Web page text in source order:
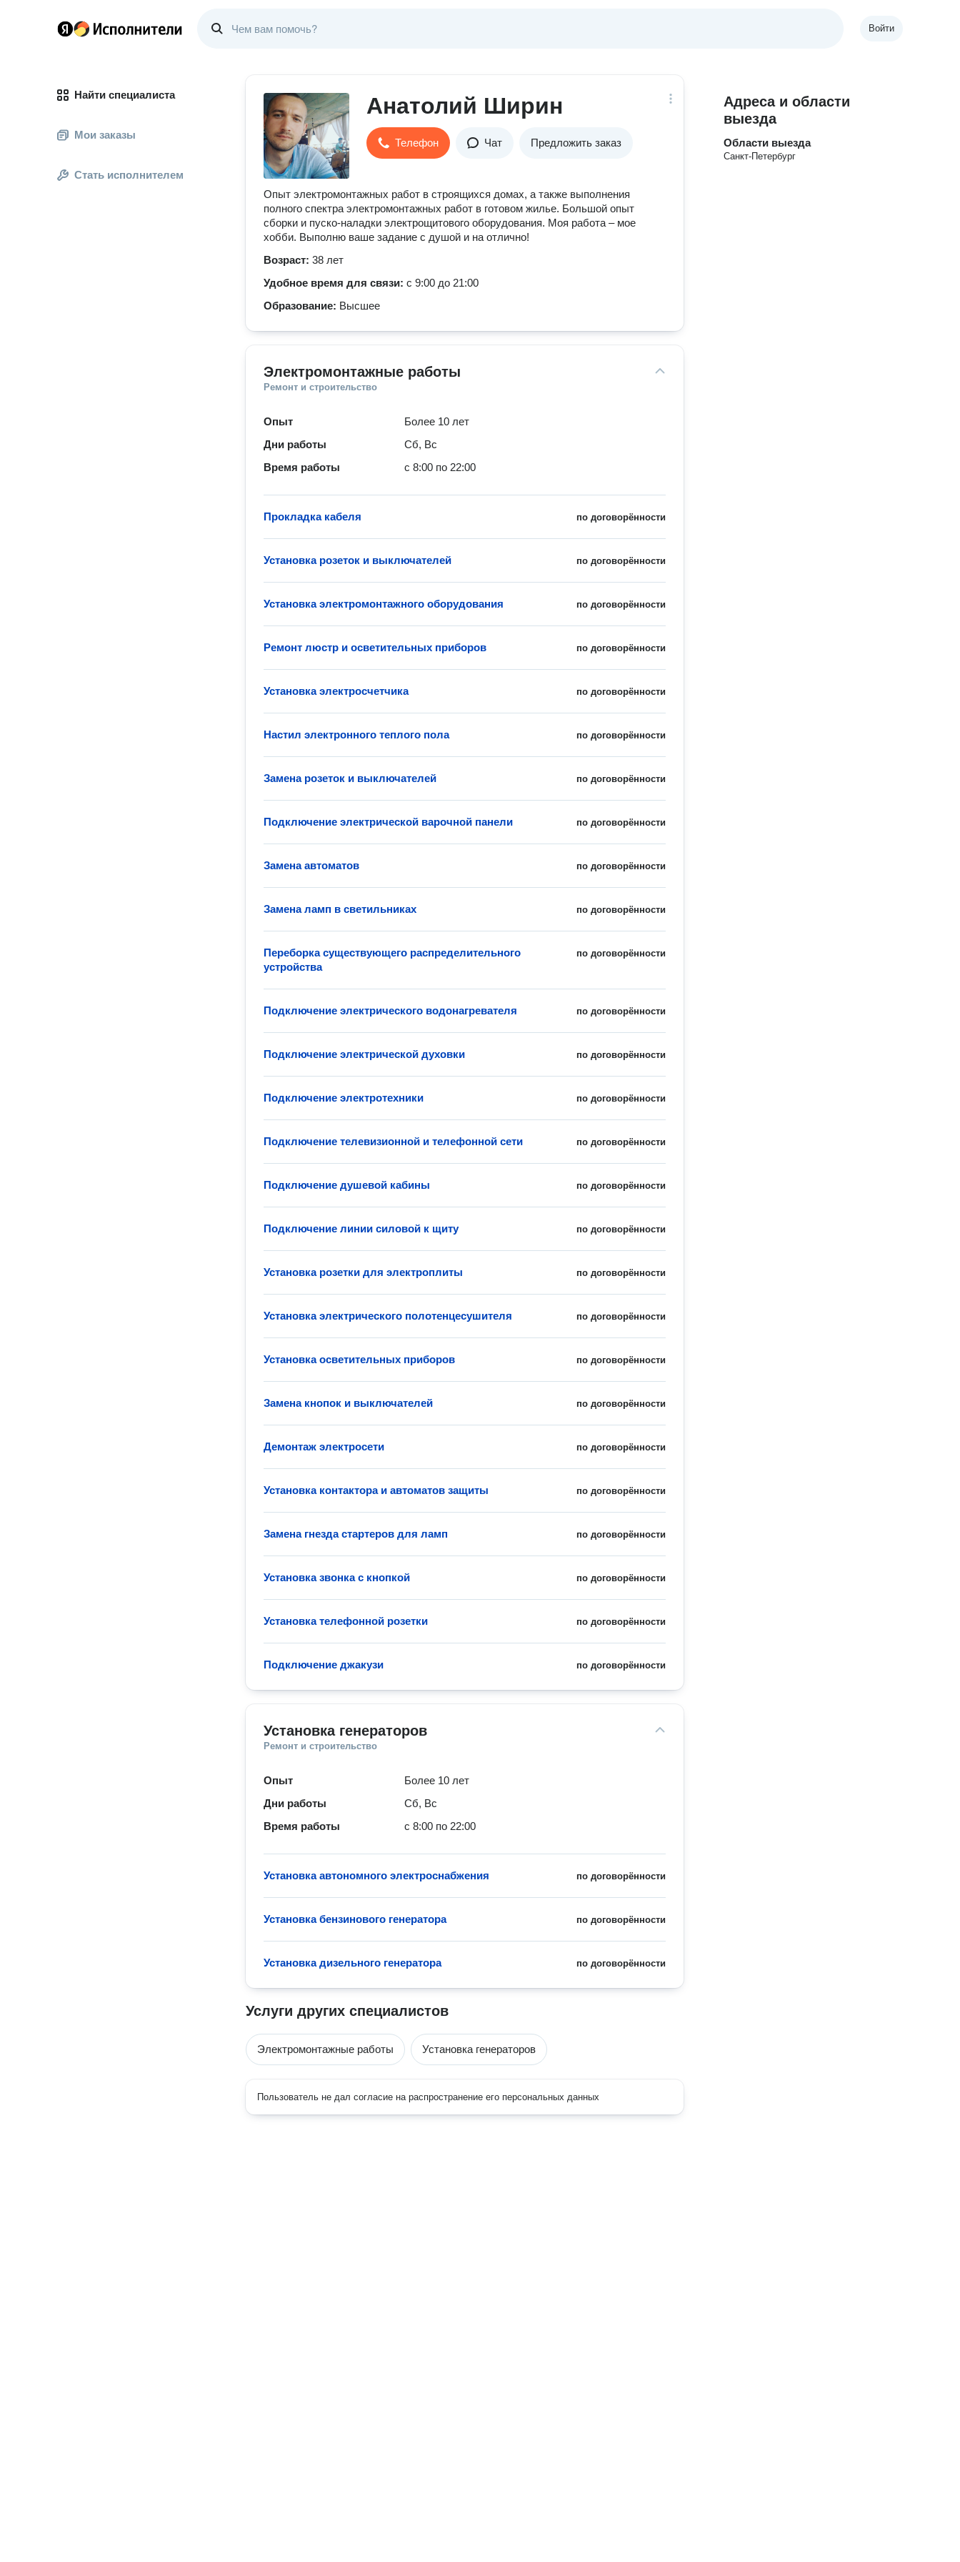
Войти
Найти специалиста
Мои заказы
Стать исполнителем
Анатолий Ширин
Телефон Чат Предложить заказ
Опыт электромонтажных работ в строящихся домах, а также выполнения
полного спектра электромонтажных работ в готовом жилье. Большой опыт
сборки и пуско-наладки электрощитового оборудования. Моя работа – мое
хобби. Выполню ваше задание с душой и на отлично!
Возраст: 38 лет
Удобное время для связи: с 9:00 до 21:00
Образование: Высшее
Электромонтажные работы
Ремонт и строительство
Опыт
Более 10 лет
Дни работы
Сб, Вс
Время работы
с 8:00 по 22:00
по договорённости
Прокладка кабеля
по договорённости
Установка розеток и выключателей
по договорённости
Установка электромонтажного оборудования
по договорённости
Ремонт люстр и осветительных приборов
по договорённости
Установка электросчетчика
по договорённости
Настил электронного теплого пола
по договорённости
Замена розеток и выключателей
по договорённости
Подключение электрической варочной панели
по договорённости
Замена автоматов
по договорённости
Замена ламп в светильниках
по договорённости
Переборка существующего распределительного
устройства
по договорённости
Подключение электрического водонагревателя
по договорённости
Подключение электрической духовки
по договорённости
Подключение электротехники
по договорённости
Подключение телевизионной и телефонной сети
по договорённости
Подключение душевой кабины
по договорённости
Подключение линии силовой к щиту
по договорённости
Установка розетки для электроплиты
по договорённости
Установка электрического полотенцесушителя
по договорённости
Установка осветительных приборов
по договорённости
Замена кнопок и выключателей
по договорённости
Демонтаж электросети
по договорённости
Установка контактора и автоматов защиты
по договорённости
Замена гнезда стартеров для ламп
по договорённости
Установка звонка с кнопкой
по договорённости
Установка телефонной розетки
по договорённости
Подключение джакузи
Установка генераторов
Ремонт и строительство
Опыт
Более 10 лет
Дни работы
Сб, Вс
Время работы
с 8:00 по 22:00
по договорённости
Установка автономного электроснабжения
по договорённости
Установка бензинового генератора
по договорённости
Установка дизельного генератора
Услуги других специалистов
Электромонтажные работы Установка генераторов
Пользователь не дал согласие на распространение его персональных данных
Адреса и области
выезда
Области выезда
Санкт-Петербург